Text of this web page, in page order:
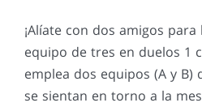
¡Alíate con dos amigos
equipo de tres en duelos 1
emplea dos equipos (A y
se sientan en torno a la